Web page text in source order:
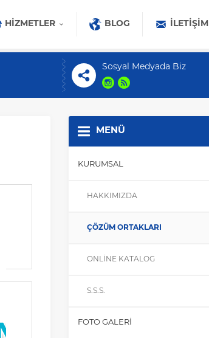
HIZMETLER BLOG İLETIŞIM
Sosyal Medyada Biz
MENÜ
KURUMSAL
HAKKIMIZDA
ÇÖZÜM ORTAKLARI
ONLINE KATALOG
S.S.S.
FOTO GALERI